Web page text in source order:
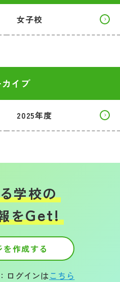
女子校
イブ
2025年度
学校の
をGet!
を作成する
ログインはこちら